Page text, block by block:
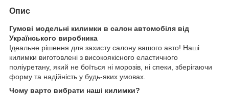
Опис
Гумові модельні килимки в салон автомобіля від
Українського виробника
Ідеальне рішення для захисту салону вашого авто! Наші
килимки виготовлені з високоякісного еластичного
поліуретану, який не боїться ні морозів, ні спеки, зберігаючи
форму та надійність у будь-яких умовах.
Чому варто вибрати наші килимки?